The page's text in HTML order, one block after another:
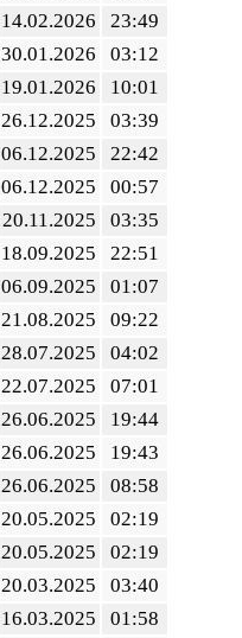
14.02.2026
23:49
30.01.2026
03:12
19.01.2026
10:01
26.12.2025
03:39
06.12.2025
22:42
06.12.2025
00:57
20.11.2025
03:35
18.09.2025
22:51
06.09.2025
01:07
21.08.2025
09:22
28.07.2025
04:02
22.07.2025
07:01
26.06.2025
19:44
26.06.2025
19:43
26.06.2025
08:58
20.05.2025
02:19
20.05.2025
02:19
20.03.2025
03:40
16.03.2025
01:58